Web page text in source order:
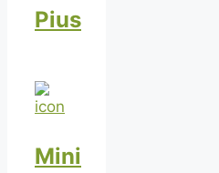
Pius
Mini